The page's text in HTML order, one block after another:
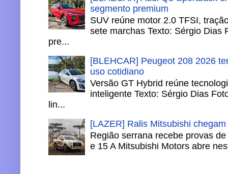
segmento premium
SUV reúne motor 2.0 TFSI,
sete marchas Texto: Sérgio Dias
pre...
[BLEHCAR] Peugeot 208 2026
uso cotidiano
Versão GT Hybrid reúne
inteligente Texto: Sérgio Dias
lin...
[LAZER] Ralis Mitsubishi
Região serrana recebe provas
e 15 A Mitsubishi Motors abre